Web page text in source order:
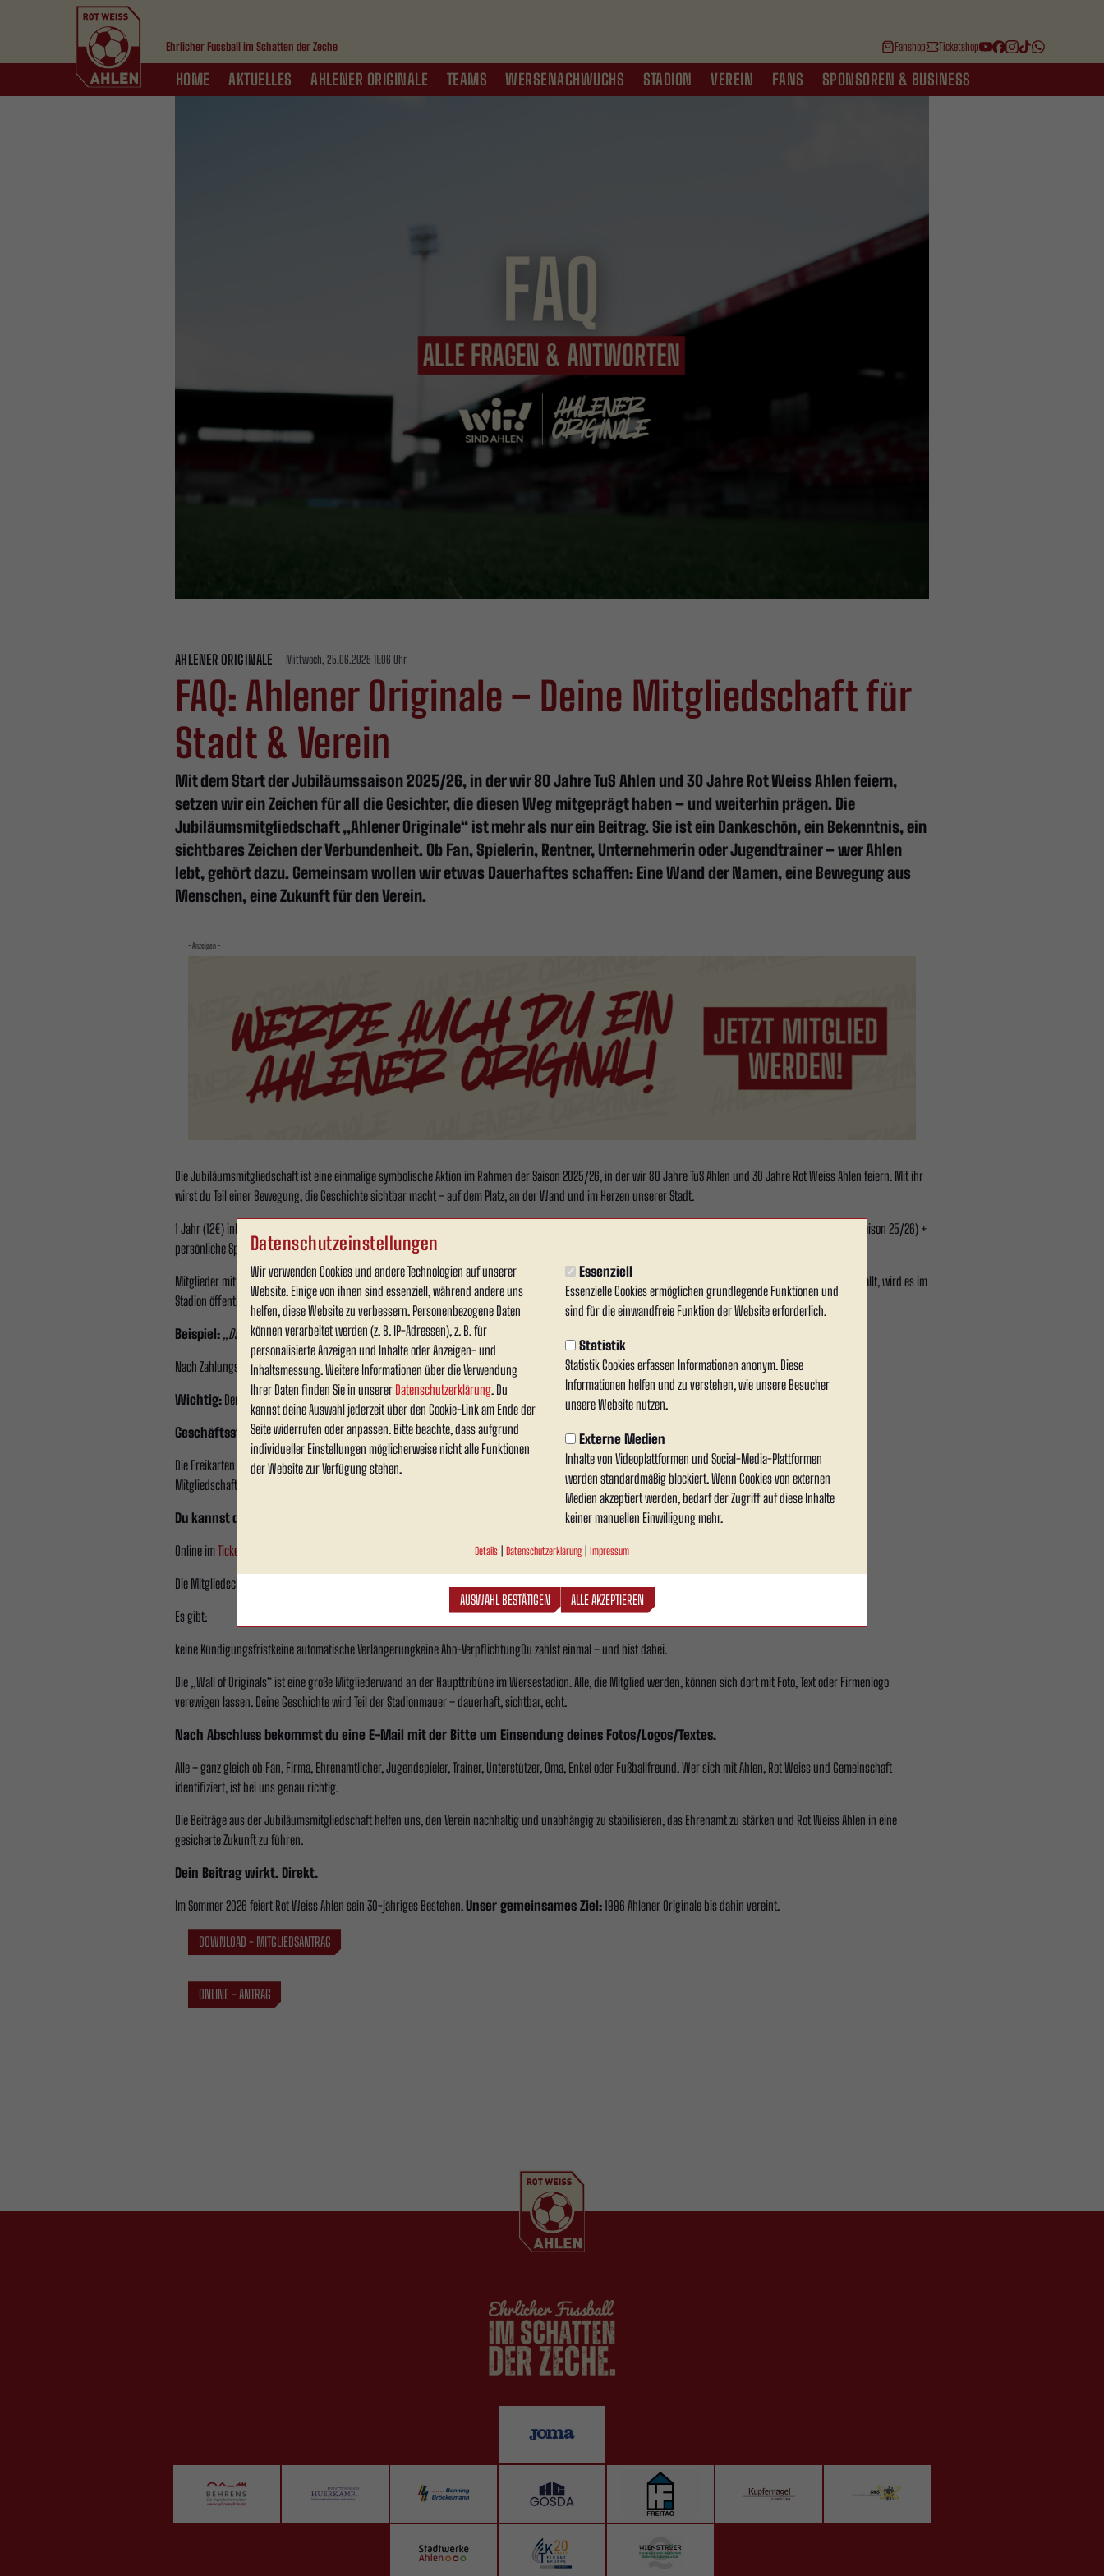
Datenschutzeinstellungen
Wir verwenden Cookies und andere Technologien auf unserer
Website. Einige von ihnen sind essenziell, während andere uns
helfen, diese Website zu verbessern. Personenbezogene Daten
können verarbeitet werden (z. B. IP-Adressen), z. B. für
personalisierte Anzeigen und Inhalte oder Anzeigen- und
Inhaltsmessung. Weitere Informationen über die Verwendung
Ihrer Daten finden Sie in unserer Datenschutzerklärung . Du
kannst deine Auswahl jederzeit über den Cookie-Link am Ende der
Seite widerrufen oder anpassen. Bitte beachte, dass aufgrund
individueller Einstellungen möglicherweise nicht alle Funktionen
der Website zur Verfügung stehen.
Essenziell
Essenzielle Cookies ermöglichen grundlegende Funktionen und
sind für die einwandfreie Funktion der Website erforderlich.
Statistik
Statistik Cookies erfassen Informationen anonym. Diese
Informationen helfen und zu verstehen, wie unsere Besucher
unsere Website nutzen.
Externe Medien
Inhalte von Videoplattformen und Social-Media-Plattformen
werden standardmäßig blockiert. Wenn Cookies von externen
Medien akzeptiert werden, bedarf der Zugriff auf diese Inhalte
keiner manuellen Einwilligung mehr.
Details | Datenschutzerklärung | Impressum
AUSWAHL BESTÄTIGEN ALLE AKZEPTIEREN
Ehrlicher Fussball im Schatten der Zeche Fanshop Ticketshop
HOME AKTUELLES AHLENER ORIGINALE TEAMS WERSENACHWUCHS STADION VEREIN FANS SPONSOREN & BUSINESS
AHLENER ORIGINALE Mittwoch, 25.06.2025 11:06 Uhr
FAQ: Ahlener Originale – Deine Mitgliedschaft für
Stadt & Verein
Mit dem Start der Jubiläumssaison 2025/26, in der wir 80 Jahre TuS Ahlen und 30 Jahre Rot Weiss Ahlen feiern,
setzen wir ein Zeichen für all die Gesichter, die diesen Weg mitgeprägt haben – und weiterhin prägen. Die
Jubiläumsmitgliedschaft „Ahlener Originale“ ist mehr als nur ein Beitrag. Sie ist ein Dankeschön, ein Bekenntnis, ein
sichtbares Zeichen der Verbundenheit. Ob Fan, Spielerin, Rentner, Unternehmerin oder Jugendtrainer – wer Ahlen
lebt, gehört dazu. Gemeinsam wollen wir etwas Dauerhaftes schaffen: Eine Wand der Namen, eine Bewegung aus
Menschen, eine Zukunft für den Verein.
- Anzeigen -
Die Jubiläumsmitgliedschaft ist eine einmalige symbolische Aktion im Rahmen der Saison 2025/26, in der wir 80 Jahre TuS Ahlen und 30 Jahre Rot Weiss Ahlen feiern. Mit ihr
wirst du Teil einer Bewegung, die Geschichte sichtbar macht – auf dem Platz, an der Wand und im Herzen unserer Stadt.
1 Jahr (12€) inkl. 1x Stehplatz-Freikarte (Saison 25/26)5 Jahre (60€) inkl. 5x Stehplatz-Freikarten (Saison 25/26)10 Jahre (120 €) inkl. 10x Stehplatz-Freikarten (Saison 25/26) +
persönliche Spielminute zur Torpräsentation auf Social Media
Mitglieder mit einer 10-Jahres-Mitgliedschaft dürfen sich eine Wunschtor-Minute aussuchen (z. B. „62.“). Wenn in dieser Minute ein Tor von Rot Weiss Ahlen fällt, wird es im
Stadion öffentlich in deinem Namen präsentiert.
Beispiel: „Das Tor in Minute 62 wurde präsentiert von Ahlener Original Lisa M.“
Nach Zahlungseingang wird dein persönlicher Mitgliedsausweis erstellt. Dieser enthält deine Freikarten und dient gleichzeitig als Nachweis am Stadion-Einlass.
Wichtig:Der Ausweis ist 7 Werktage nach Zahlungseingang in unserer Geschäftsstelle abholbereit.
Geschäftsstelle Wersestadion:Mo. - Fr. 10 – 17 Uhr
Die Freikarten gelten für den Stehplatzbereich bei Heimspielen im Wersestadion während der Saison 2025/26. Es gibt keine Sitzplatzoptionen im Rahmen dieser
Mitgliedschaft.
Du kannst deine Mitgliedschaft abschließen:
Online imTicketshop auf unserer Website (PDF ausfüllen & per E-Mail oder postalisch einsenden)
Die Mitgliedschaft läuft für den gewählten Zeitraum (1, 5 oder 10 Jahre) und endet automatisch danach.
Es gibt:
keine Kündigungsfristkeine automatische Verlängerungkeine Abo-VerpflichtungDu zahlst einmal – und bist dabei.
Die „Wall of Originals“ ist eine große Mitgliederwand an der Haupttribüne im Wersestadion. Alle, die Mitglied werden, können sich dort mit Foto, Text oder Firmenlogo
verewigen lassen. Deine Geschichte wird Teil der Stadionmauer – dauerhaft, sichtbar, echt.
Nach Abschluss bekommst du eine E-Mail mit der Bitte um Einsendung deines Fotos/Logos/Textes.
Alle – ganz gleich ob Fan, Firma, Ehrenamtlicher, Jugendspieler, Trainer, Unterstützer, Oma, Enkel oder Fußballfreund. Wer sich mit Ahlen, Rot Weiss und Gemeinschaft
identifiziert, ist bei uns genau richtig.
Die Beiträge aus der Jubiläumsmitgliedschaft helfen uns, den Verein nachhaltig und unabhängig zu stabilisieren, das Ehrenamt zu stärken und Rot Weiss Ahlen in eine
gesicherte Zukunft zu führen.
Dein Beitrag wirkt. Direkt.
Im Sommer 2026 feiert Rot Weiss Ahlen sein 30-jähriges Bestehen.Unser gemeinsames Ziel:1996 Ahlener Originale bis dahin vereint.
DOWNLOAD - MITGLIEDSANTRAG
ONLINE - ANTRAG